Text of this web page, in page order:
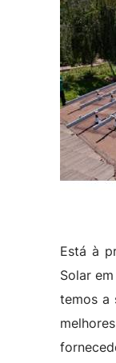
Está à
Solar
temos a